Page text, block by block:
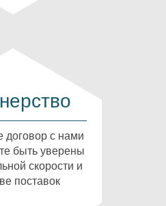
договор с нами
быть уверены
скорости и
поставок